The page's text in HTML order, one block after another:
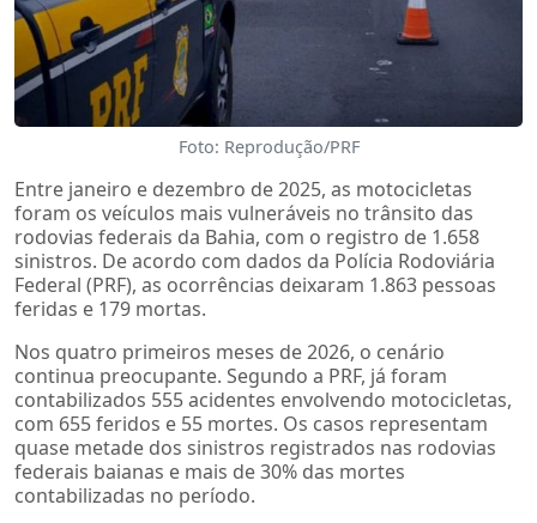
Foto: Reprodução/PRF
Entre janeiro e dezembro de 2025, as motocicletas
foram os veículos mais vulneráveis no trânsito das
rodovias federais da Bahia, com o registro de 1.658
sinistros. De acordo com dados da Polícia Rodoviária
Federal (PRF), as ocorrências deixaram 1.863 pessoas
feridas e 179 mortas.
Nos quatro primeiros meses de 2026, o cenário
continua preocupante. Segundo a PRF, já foram
contabilizados 555 acidentes envolvendo motocicletas,
com 655 feridos e 55 mortes. Os casos representam
quase metade dos sinistros registrados nas rodovias
federais baianas e mais de 30% das mortes
contabilizadas no período.